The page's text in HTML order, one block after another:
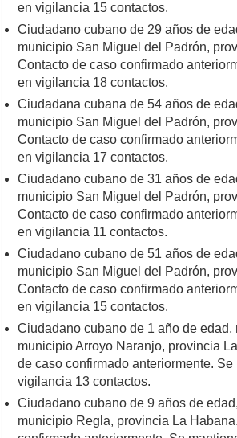
en vigilancia 15 contactos.
Ciudadano cubano de 29 años de
municipio San Miguel del Padrón,
Contacto de caso confirmado
en vigilancia 18 contactos.
Ciudadana cubana de 54 años de
municipio San Miguel del Padrón,
Contacto de caso confirmado
en vigilancia 17 contactos.
Ciudadano cubano de 31 años de
municipio San Miguel del Padrón,
Contacto de caso confirmado
en vigilancia 11 contactos.
Ciudadano cubano de 51 años de
municipio San Miguel del Padrón,
Contacto de caso confirmado
en vigilancia 15 contactos.
Ciudadano cubano de 1 año de edad,
municipio Arroyo Naranjo, provincia
de caso confirmado anteriormente. Se
vigilancia 13 contactos.
Ciudadano cubano de 9 años de
municipio Regla, provincia La